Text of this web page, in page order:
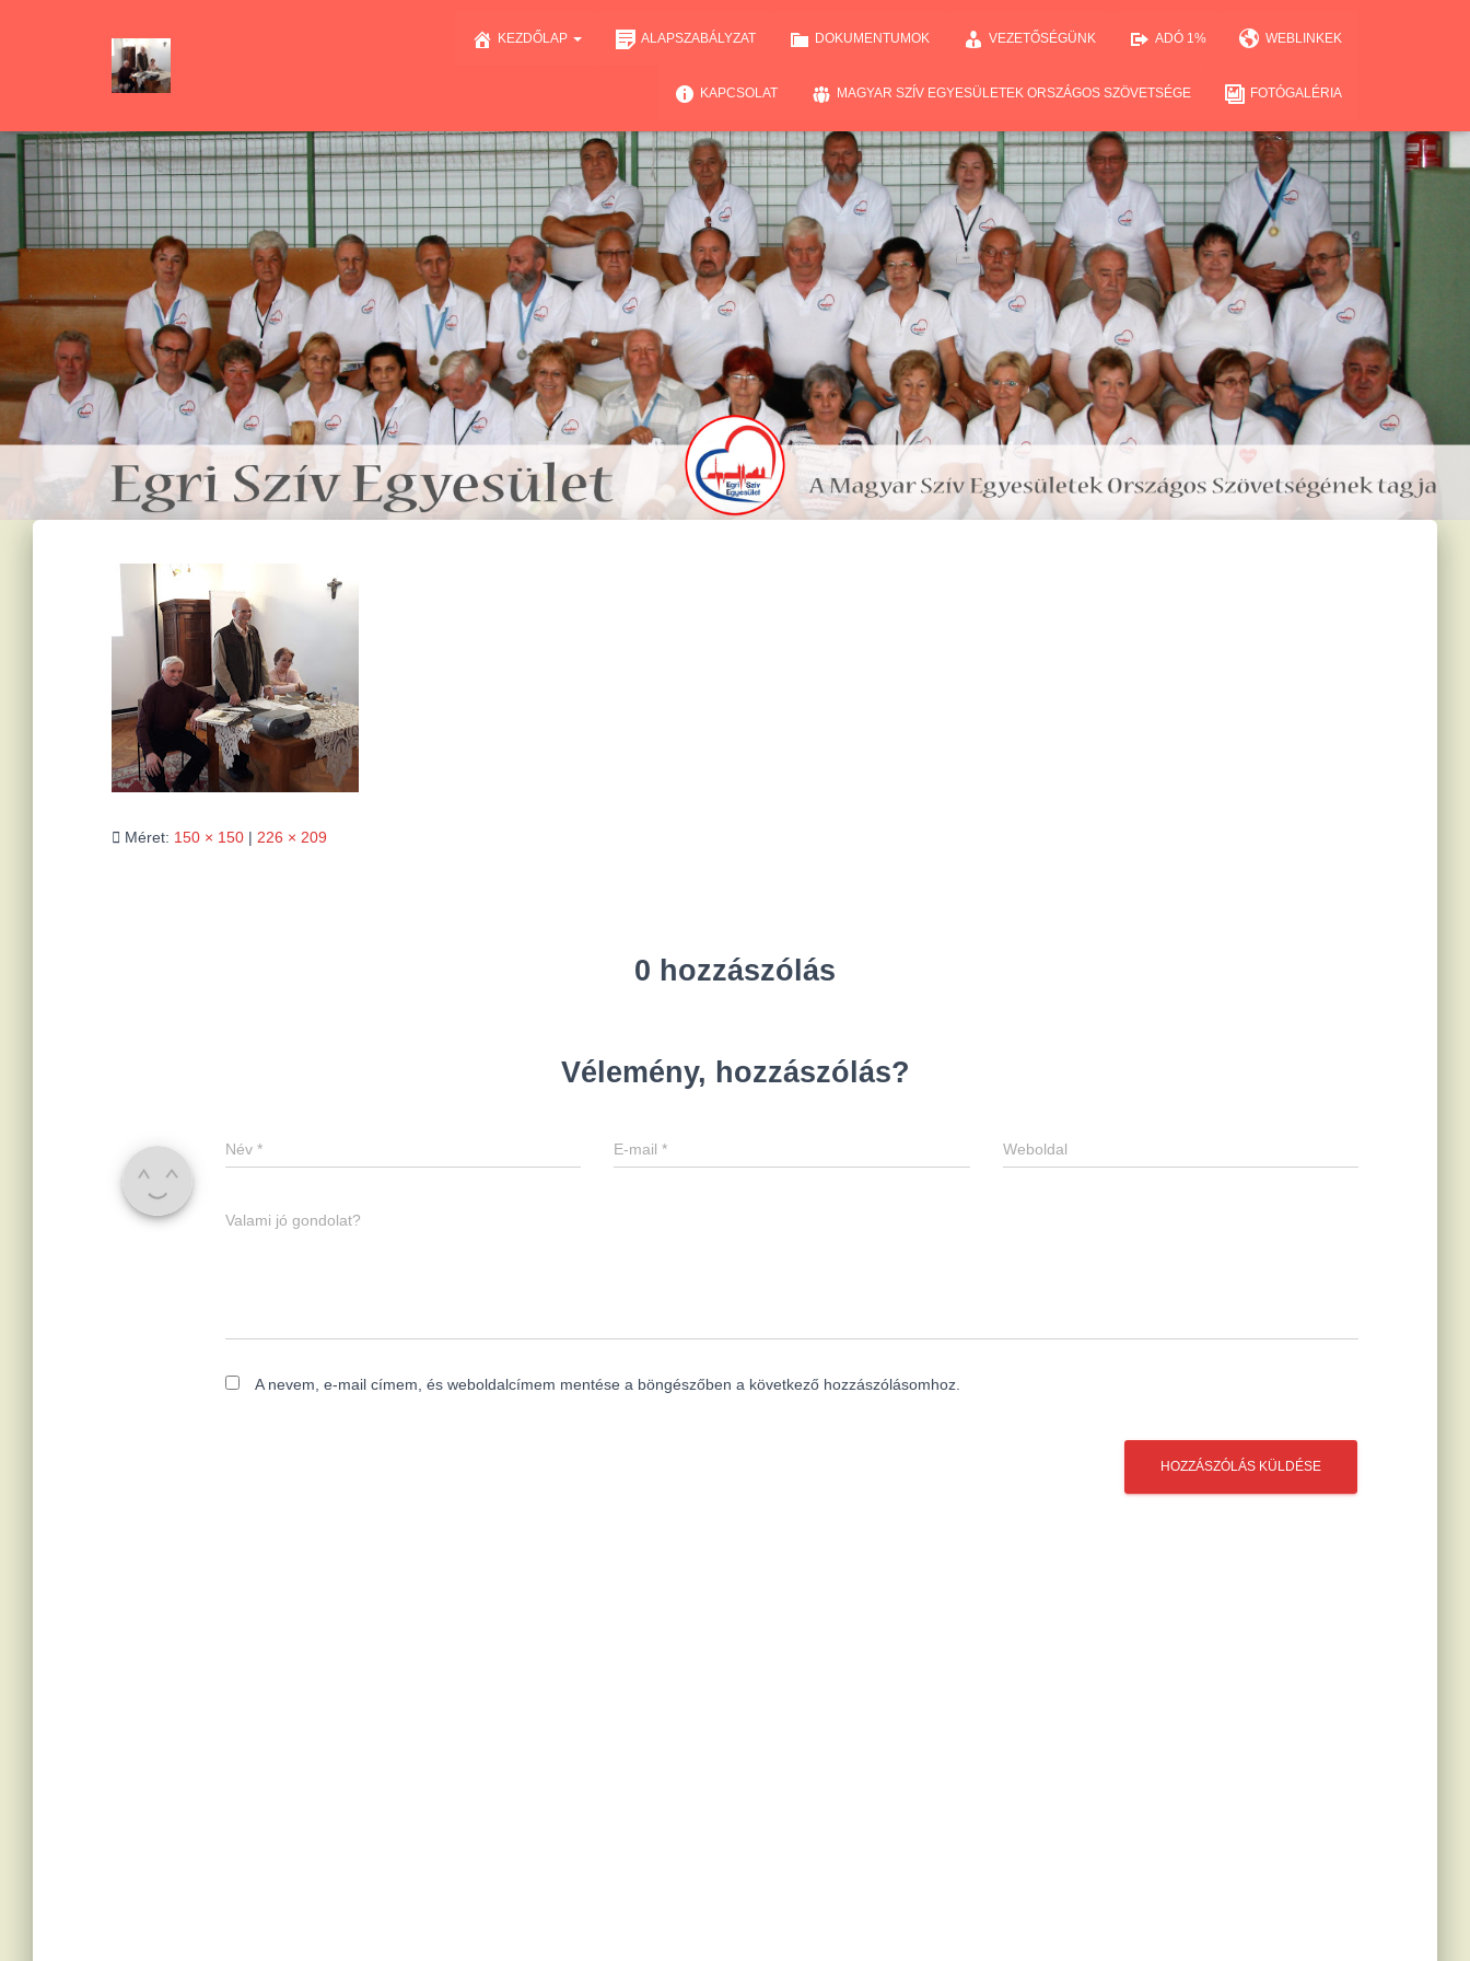
KEZDŐLAP ALAPSZABÁLYZAT DOKUMENTUMOK VEZETŐSÉGÜNK ADÓ 1% WEBLINKEK
KAPCSOLAT MAGYAR SZÍV EGYESÜLETEK ORSZÁGOS SZÖVETSÉGE FOTÓGALÉRIA
Méret: 150 × 150 | 226 × 209
0 hozzászólás
Vélemény, hozzászólás?
Név * E-mail* Weboldal
Valami jó gondolat?
A nevem, e-mail címem, és weboldalcímem mentése a böngészőben a következő hozzászólásomhoz.